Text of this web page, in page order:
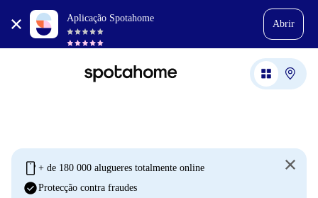
Aplicação Spotahome
Abrir
mobile + de 180 000 alugueres totalmente online
check_circleProtecção contra fraudes